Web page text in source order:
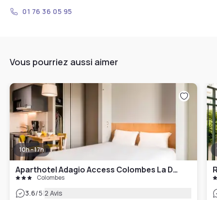
01 76 36 05 95
Vous pourriez aussi aimer
10h - 17h
Aparthotel Adagio Access Colombes La Defense
Colombes
3.6/5|2 Avis